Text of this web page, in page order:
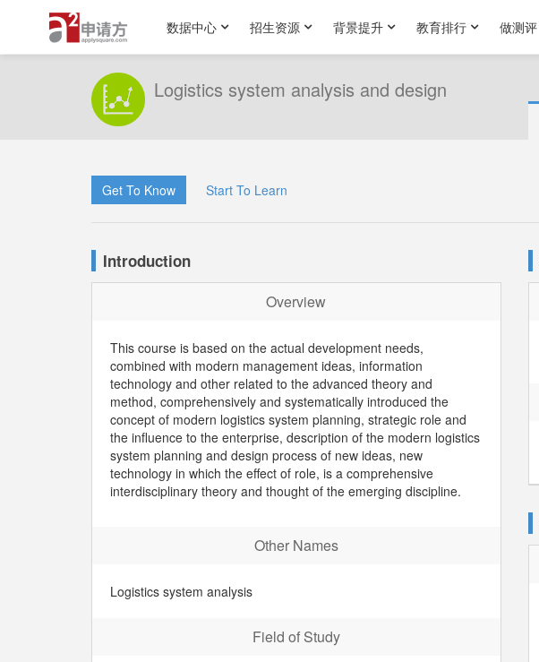
数据中心 招生资源 背景提升 教育排行 做测评
Logistics system analysis and design
Get To Know Start To Learn
Introduction
Overview
This course is based on the actual development needs,
combined with modern management ideas, information
technology and other related to the advanced theory and
method, comprehensively and systematically introduced the
concept of modern logistics system planning, strategic role and
the influence to the enterprise, description of the modern logistics
system planning and design process of new ideas, new
technology in which the effect of role, is a comprehensive
interdisciplinary theory and thought of the emerging discipline.
Other Names
Logistics system analysis
Field of Study